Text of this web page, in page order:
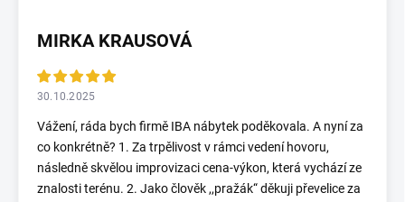
MIRKA KRAUSOVÁ
30.10.2025
Vážení, ráda bych firmě IBA nábytek poděkovala. A nyní za
co konkrétně? 1. Za trpělivost v rámci vedení hovoru,
následně skvělou improvizaci cena-výkon, která vychází ze
znalosti terénu. 2. Jako člověk ,,pražák“ děkuji převelice za